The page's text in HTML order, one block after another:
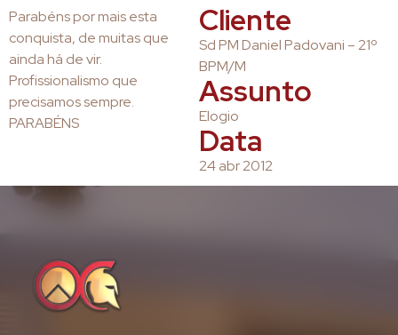
Parabéns por mais esta
conquista, de muitas que
ainda há de vir.
Profissionalismo que
precisamos sempre.
PARABÉNS
Cliente
Sd PM Daniel Padovani – 21º
BPM/M
Assunto
Elogio
Data
24 abr 2012